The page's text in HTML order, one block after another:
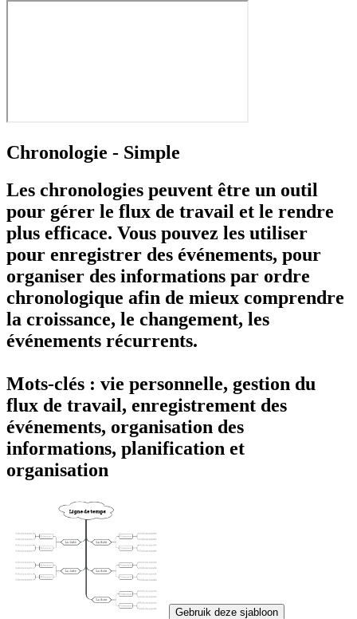
Chronologie - Simple
Les chronologies peuvent être un outil
pour gérer le flux de travail et le rendre
plus efficace. Vous pouvez les utiliser
pour enregistrer des événements, pour
organiser des informations par ordre
chronologique afin de mieux comprendre
la croissance, le changement, les
événements récurrents.
Mots-clés : vie personnelle, gestion du
flux de travail, enregistrement des
événements, organisation des
informations, planification et
organisation
Gebruik deze sjabloon